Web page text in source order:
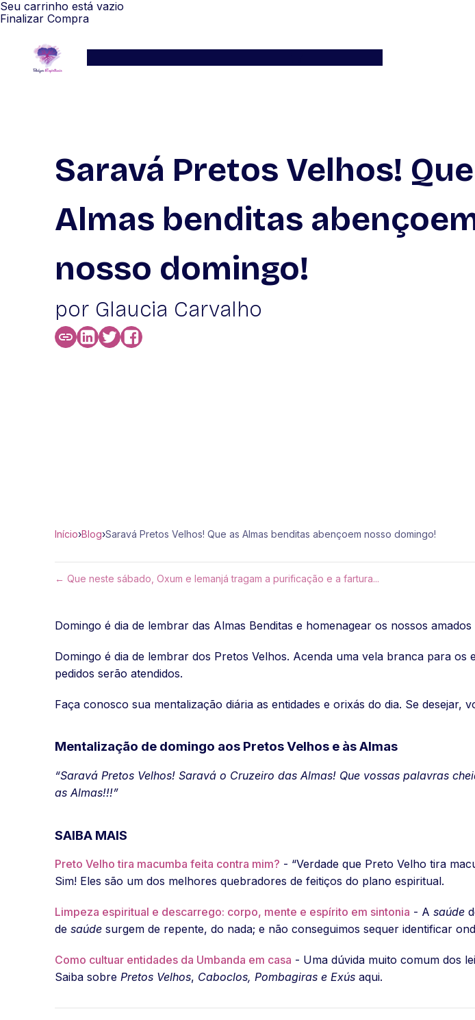
Seu carrinho está vazio
Finalizar Compra
Saravá Pretos Velhos!
Almas benditas
nosso domingo!
por Glaucia Carvalho
Início›Blog›Saravá Pretos Velhos! Que as Almas benditas abençoem nosso domingo!
← Que neste sábado, Oxum e Iemanjá tragam a purificação e a fartura...
Domingo é dia de lembrar das Almas Benditas e homenagear os nossos
Domingo é dia de lembrar dos Pretos Velhos. Acenda uma vela branca para
pedidos serão atendidos.
Faça conosco sua mentalização diária as entidades e orixás do dia. Se desejar,
Mentalização de domingo aos Pretos Velhos e às Almas
“Saravá Pretos Velhos! Saravá o Cruzeiro das Almas! Que vossas palavras
as Almas!!!”
SAIBA MAIS
Preto Velho tira macumba feita contra mim? - “Verdade que Preto Velho tira
Sim! Eles são um dos melhores quebradores de feitiços do plano espiritual.
Limpeza espiritual e descarrego: corpo, mente e espírito em sintonia - A saúde
de saúde surgem de repente, do nada; e não conseguimos sequer identificar
Como cultuar entidades da Umbanda em casa - Uma dúvida muito comum dos
Saiba sobre Pretos Velhos, Caboclos, Pombagiras e Exús aqui.